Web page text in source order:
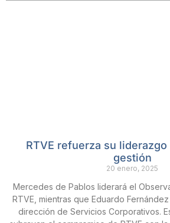
RTVE refuerza su
gestión
20 enero, 2025
Mercedes de Pablos liderará el
RTVE, mientras que Eduardo
dirección de Servicios Corporativos.